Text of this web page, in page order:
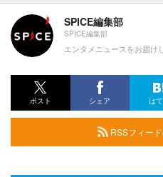
SPICE編集部
SPICE編集部
エンタメニュースをお届け
ポスト シェア は
RSSフィー